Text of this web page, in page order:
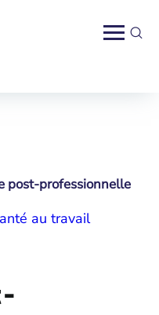
post-professionnelle
au travail